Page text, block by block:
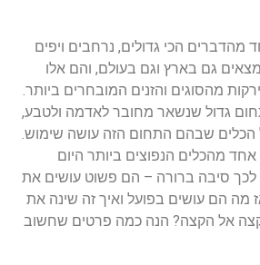
הכי גדולים, נרחבים ויפים
גם בארץ וגם בעולם, והם אלו
מהסוגים והזנים המובחרים ביותר.
גדול שנשאר מחובר לאדמה ולטבע,
הכלים שבהם התחום הזה עושה שימוש.
מהכלים הנפוצים ביותר היום
לכך סיבה ברורה – הם פשוט עושים את
מה הם עושים בפועל ואיך זה שינה את
אל הקצה? הנה כמה פרטים שחשוב